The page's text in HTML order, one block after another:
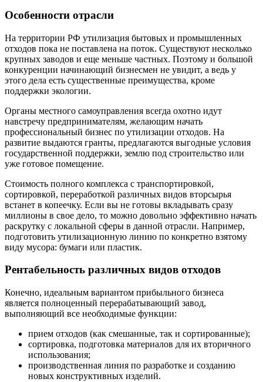
Особенности отрасли
На территории РФ утилизация бытовых и промышленных
отходов пока не поставлена на поток. Существуют несколько
крупных заводов и еще меньше частных. Поэтому и большой
конкуренции начинающий бизнесмен не увидит, а ведь у
этого дела есть существенные преимущества, кроме
поддержки экологии.
Органы местного самоуправления всегда охотно идут
навстречу предпринимателям, желающим начать
профессиональный бизнес по утилизации отходов. На
развитие выдаются гранты, предлагаются выгодные условия
государственной поддержки, землю под строительство или
уже готовое помещение.
Стоимость полного комплекса с транспортировкой,
сортировкой, переработкой различных видов вторсырья
встанет в копеечку. Если вы не готовы вкладывать сразу
миллионы в свое дело, то можно довольно эффективно начать
раскрутку с локальной сферы в данной отрасли. Например,
подготовить утилизационную линию по конкретно взятому
виду мусора: бумаги или пластик.
Рентабельность различных видов отходов
Конечно, идеальным вариантом прибыльного бизнеса
является полноценный перерабатывающий завод,
выполняющий все необходимые функции:
прием отходов (как смешанные, так и сортированные);
сортировка, подготовка материалов для их вторичного
использования;
производственная линия по разработке и созданию
новых конструктивных изделий.